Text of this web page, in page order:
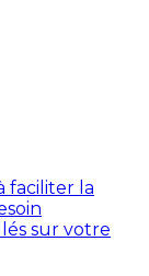
faciliter la
sur votre